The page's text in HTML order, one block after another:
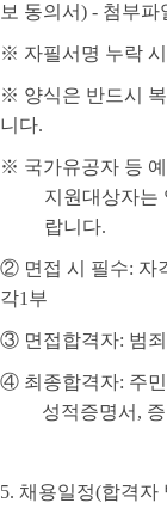
보 동의서) - 첨부파
※ 자필서명 누락
※ 양식은 반드시
니다.
※ 국가유공자 등
지원대상자는
랍니다.
② 면접 시 필수: 자
각1 부
③ 면접합격자: 범
④ 최종합격자: 주
성적증명서 ,
5. 채용일정(합격자